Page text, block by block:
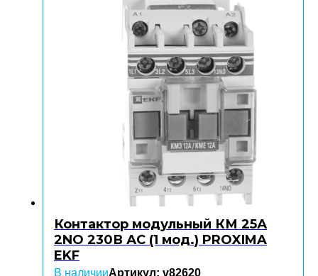
Контактор модульный КМ 25А
2NO 230В АС (1 мод.) PROXIMA
EKF
В наличииАртикул: v82620